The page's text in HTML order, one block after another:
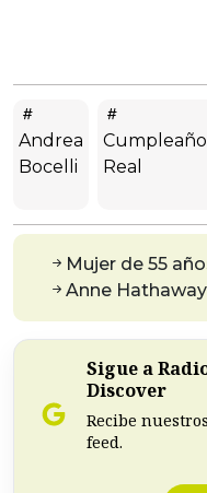
Andrea
Bocelli
Real
Mujer de 55
Anne
Sigue a
Discover
Recibe
feed.